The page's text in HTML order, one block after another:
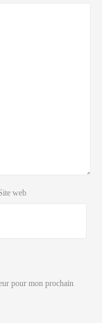
web
pour mon prochain